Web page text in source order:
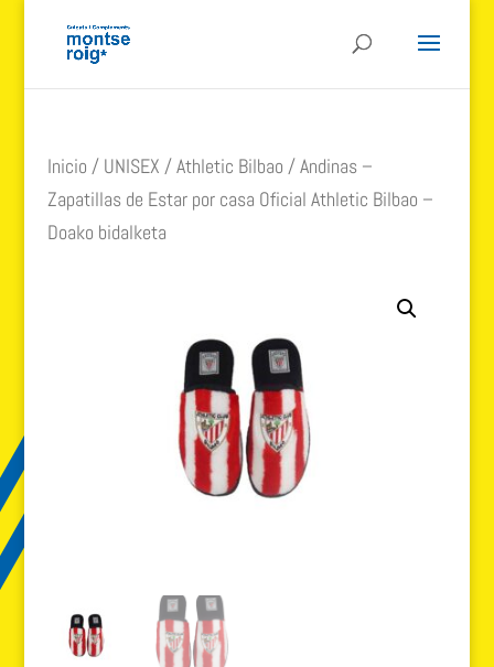
Inicio / UNISEX /Athletic Bilbao / Andinas –
Zapatillas de Estar por casa Oficial Athletic Bilbao –
Doako bidalketa